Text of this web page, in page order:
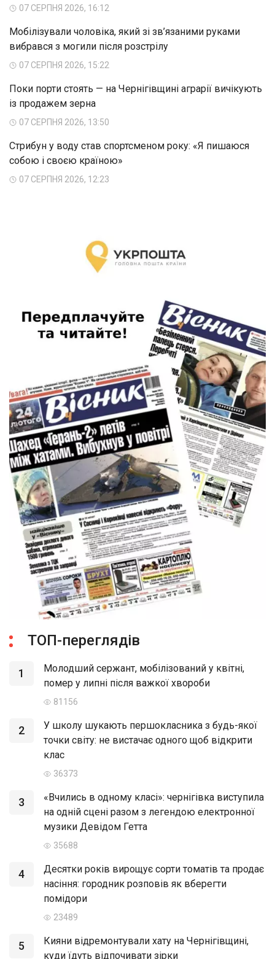
07 СЕРПНЯ 2026, 16:12
Мобілізували чоловіка, який зі зв’язаними руками
вибрався з могили після розстрілу
07 СЕРПНЯ 2026, 15:22
Поки порти стоять — на Чернігівщині аграрії вичікують
із продажем зерна
07 СЕРПНЯ 2026, 13:50
Стрибун у воду став спортсменом року: «Я пишаюся
собою і своєю країною»
07 СЕРПНЯ 2026, 12:23
ТОП-переглядів
1
Молодший сержант, мобілізований у квітні,
помер у липні після важкої хвороби
81156
2
У школу шукають першокласника з будь-якої
точки світу: не вистачає одного щоб відкрити
клас
36373
3
«Вчились в одному класі»: чернігівка виступила
на одній сцені разом з легендою електронної
музики Девідом Гетта
35688
4
Десятки років вирощує сорти томатів та продає
насіння: городник розповів як вберегти
помідори
23489
5
Кияни відремонтували хату на Чернігівщині,
куди їдуть відпочивати зірки